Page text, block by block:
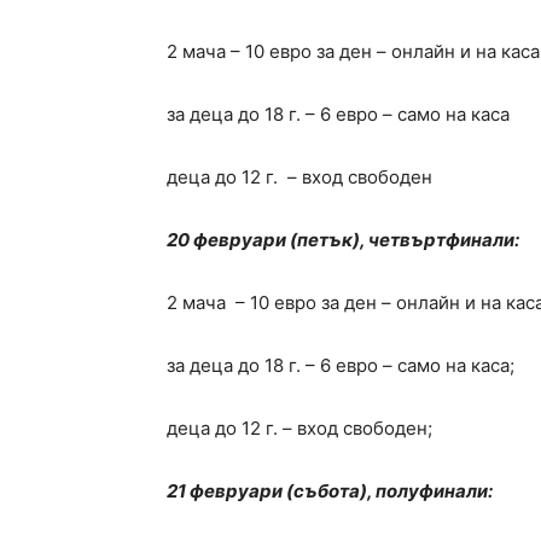
2 мача – 10 евро за ден – онлайн и на каса
за деца до 18 г. – 6 евро – само на каса
деца до 12 г. – вход свободен
20 февруари (петък), четвъртфинали:
2 мача – 10 евро за ден – онлайн и на
за деца до 18 г. – 6 евро – само на каса;
деца до 12 г. – вход свободен;
21 февруари (събота), полуфинали: